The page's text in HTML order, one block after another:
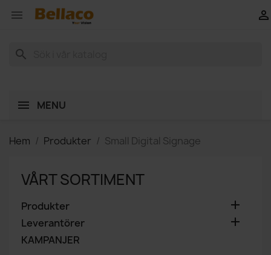
 
search
MENU
Hem Produkter Small Digital Signage
VÅRT SORTIMENT
Produkter 
Leverantörer 
KAMPANJER